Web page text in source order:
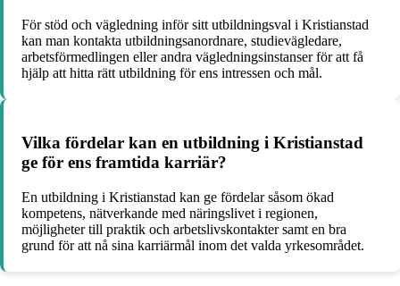
För stöd och vägledning inför sitt utbildningsval i Kristianstad
kan man kontakta utbildningsanordnare, studievägledare,
arbetsförmedlingen eller andra vägledningsinstanser för att få
hjälp att hitta rätt utbildning för ens intressen och mål.
Vilka fördelar kan en utbildning i Kristianstad
ge för ens framtida karriär?
En utbildning i Kristianstad kan ge fördelar såsom ökad
kompetens, nätverkande med näringslivet i regionen,
möjligheter till praktik och arbetslivskontakter samt en bra
grund för att nå sina karriärmål inom det valda yrkesområdet.